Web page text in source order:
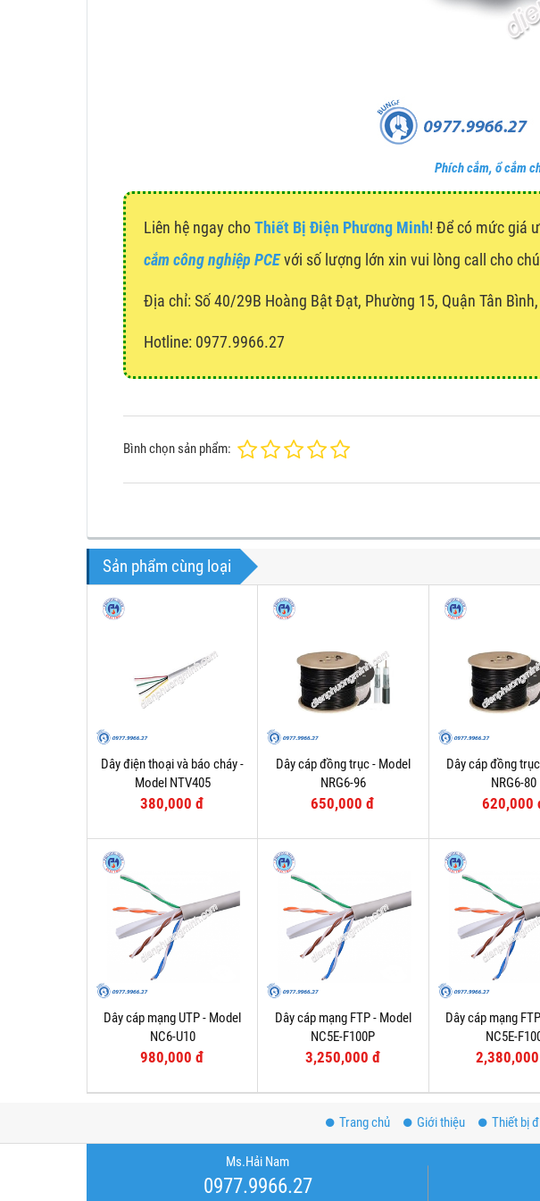
Phích cắm, ổ cắm
Liên hệ ngay choThiết Bị Điện Phương Minh! Để có mức giá
cắm công nghiệp PCEvới số lượng lớn xin vui lòng call cho
Địa chỉ: Số 40/29B Hoàng Bật Đạt, Phường 15, Quận Tân Bình,
Hotline: 0977.9966.27
Bình chọn sản phẩm:
Sản phẩm cùng loại
Dây điện thoại và báo cháy -
Model NTV405
380,000 đ
Dây cáp đồng trục - Model
NRG6-96
650,000 đ
Dây cáp đồng
NRG6-80
620,000
Dây cáp mạng UTP - Model
NC6-U10
980,000 đ
Dây cáp mạng FTP - Model
NC5E-F100P
3,250,000 đ
Dây cáp mạng
NC5E-
Trang chủ Giới thiệu Thiết bị
Ms.Hải Nam
0977.9966.27